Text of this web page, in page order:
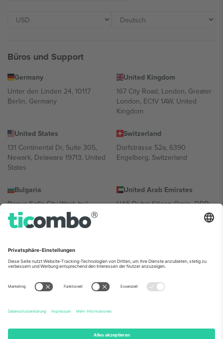
Büros und Support
Germany
Unter den Linden 24, 10117
Berlin, Germany
United Kingdom
167 City Road, London, Greater
London, EC1V 1AW, United
Kingdom
United States
131 Continental Dr, Suite 305,
Newark, Delaware 19713, United
States
Switzerland
Dorfstrasse 52a, 6390
Engelberg, Switzerland
Bulgaria
Regus Sofia City West, bul
Totleben 53-55, 1606 Sofia,
Bulgaria
United Arab Emirates
UAE Dubai Silicon Oasis, DDP
Building A1, Office 302, Dubai,
Mexico
Av Chapultepec 360, Roma
Norte, Cuauhtémoc, 06700
Ciudad de México, CDMX,
Mexico
Die juristische Person des Plattformanbieters kann je nach
Informationen finden Sie auf der jeweiligen Veranstaltungsseite, im